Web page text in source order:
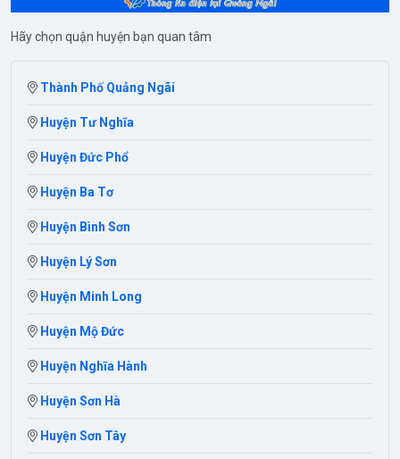
Hãy chọn quận huyện bạn quan tâm
Thành Phố Quảng Ngãi
Huyện Tư Nghĩa
Huyện Đức Phổ
Huyện Ba Tơ
Huyện Bình Sơn
Huyện Lý Sơn
Huyện Minh Long
Huyện Mộ Đức
Huyện Nghĩa Hành
Huyện Sơn Hà
Huyện Sơn Tây